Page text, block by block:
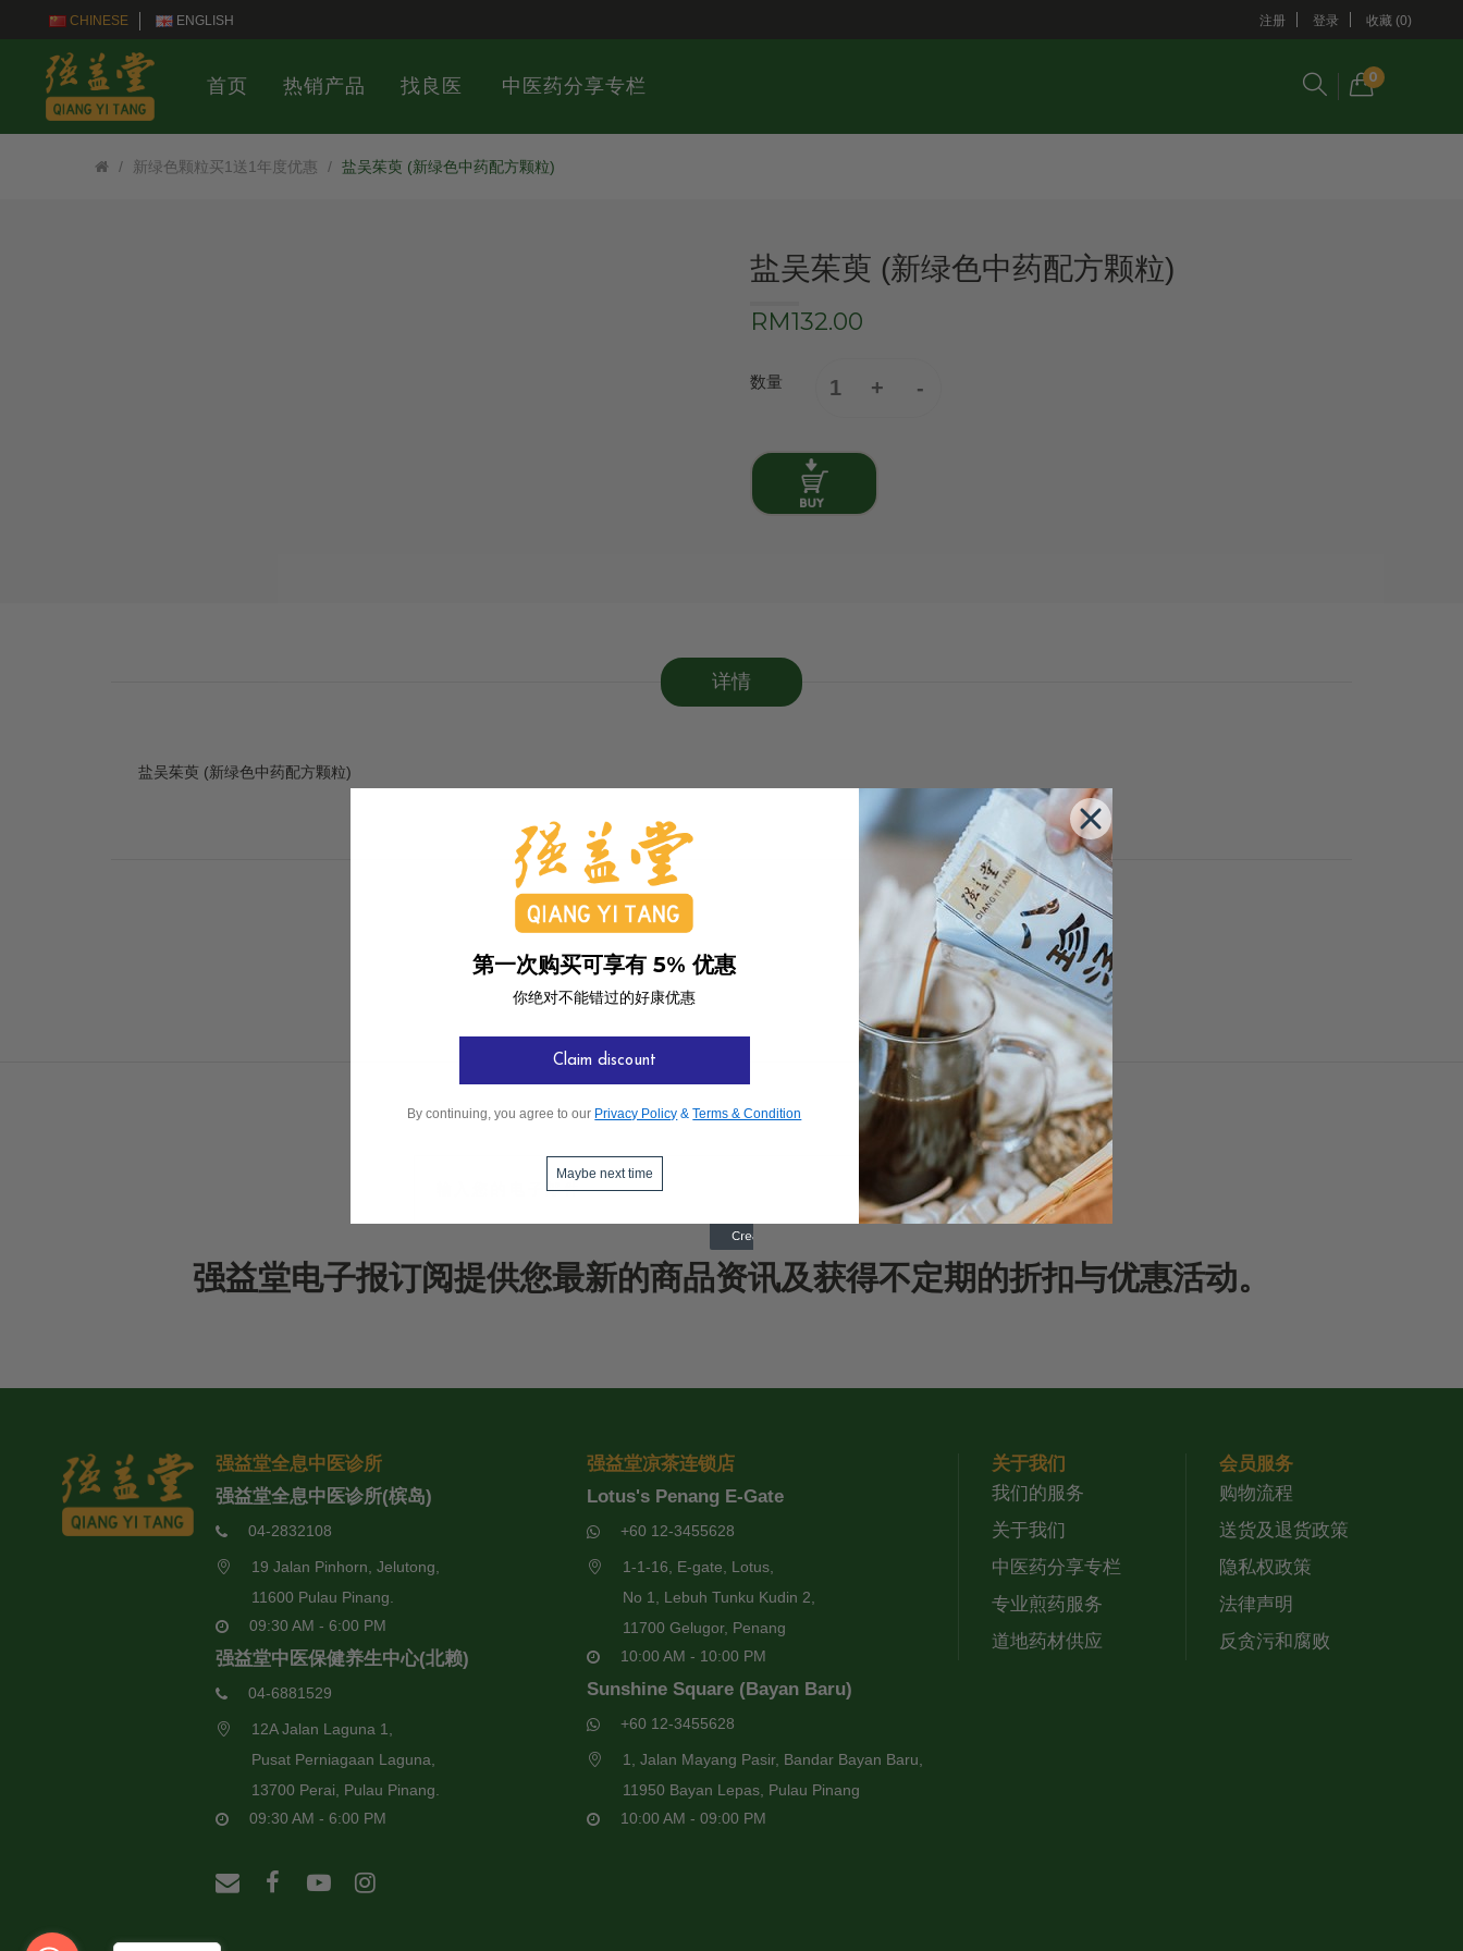
CHINESE ENGLISH 注册 登录 收藏 (0)
0
首页 热销产品 找良医 中医药分享专栏
新绿色颗粒买1送1年度优惠 盐吴茱萸 (新绿色中药配方颗粒)
盐吴茱萸 (新绿色中药配方颗粒)
RM132.00
数量
详情
盐吴茱萸 (新绿色中药配方颗粒)
强益堂电子报订阅提供您最新的商品资讯及获得不定期的折扣与优惠活动。
强益堂全息中医诊所
强益堂全息中医诊所(槟岛)
04-2832108
19 Jalan Pinhorn, Jelutong,
11600 Pulau Pinang.
09:30 AM - 6:00 PM
强益堂中医保健养生中心(北赖)
04-6881529
12A Jalan Laguna 1,
Pusat Perniagaan Laguna,
13700 Perai, Pulau Pinang.
09:30 AM - 6:00 PM
强益堂凉茶连锁店
Lotus's Penang E-Gate
+60 12-3455628
1-1-16, E-gate, Lotus,
No 1, Lebuh Tunku Kudin 2,
11700 Gelugor, Penang
10:00 AM - 10:00 PM
Sunshine Square (Bayan Baru)
+60 12-3455628
1, Jalan Mayang Pasir, Bandar Bayan Baru,
11950 Bayan Lepas, Pulau Pinang
10:00 AM - 09:00 PM
关于我们
我们的服务
关于我们
中医药分享专栏
专业煎药服务
道地药材供应
会员服务
购物流程
送货及退货政策
隐私权政策
法律声明
反贪污和腐败
第一次购买可享有 5% 优惠
你绝对不能错过的好康优惠
Claim discount
By continuing, you agree to our Privacy Policy &Terms & Condition
Maybe next time